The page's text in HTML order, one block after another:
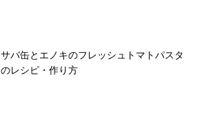
サバ缶とエノキのフレッシュトマトパスタ
のレシピ・作り方